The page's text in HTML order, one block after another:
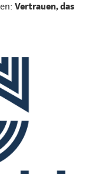
Vertrauen, das